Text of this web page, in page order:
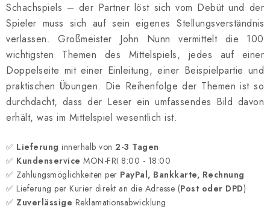
Kontakt FAQ Über uns
Schachblog
Geschäftsbedingungen
Schachspiels – der Partner löst sich vom Debüt und der
Spieler muss sich auf sein eigenes Stellungsverständnis
verlassen. Großmeister John Nunn vermittelt die 100
wichtigsten Themen des Mittelspiels, jedes auf einer
Doppelseite mit einer Einleitung, einer Beispielpartie und
praktischen Übungen. Die Reihenfolge der Themen ist so
durchdacht, dass der Leser ein umfassendes Bild davon
erhält, was im Mittelspiel wesentlich ist.
✅ Lieferung innerhalb von 2-3 Tagen
✅ Kundenservice MON-FRI 8:00 - 18:00
✅ Zahlungsmöglichkeiten per PayPal, Bankkarte, Rechnung
✅ Lieferung per Kurier direkt an die Adresse (Post oder DPD)
✅ Zuverlässige Reklamationsabwicklung